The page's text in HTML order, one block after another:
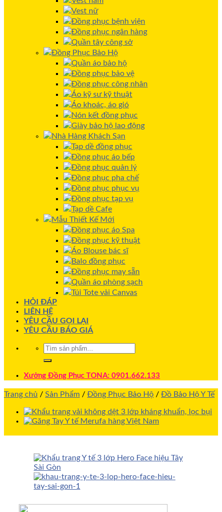
Vest nữ
Đồng phục bệnh viện
Đồng phục ngân hàng
Quần tây công sở
Đồng Phục Bảo Hộ
Quần áo bảo hộ
Đồng phục bảo vệ
Đồng phục công nhân
Áo kỹ sư kỹ thuật
Áo khoác, áo gió
Nón kết đồng phục
Giày bảo hộ lao động
Nhà Hàng Khách Sạn
Tạp dề đồng phục
Đồng phục áo bếp
Đồng phục quản lý
Đồng phục pha chế
Đồng phục phục vụ
Đồng phục tạp vụ
Tạp dề Cafe
Mẫu Thiết Kế Mới
Đồng phục áo Spa
Đồng phục kỹ thuật
Áo Blouse bác sĩ
Balo đồng phục
Đồng phục may sẵn
Quần áo phòng sạch
Túi Tote vải Canvas
HỎI ĐÁP
LIÊN HỆ
YÊU CẦU GỌI LẠI
YÊU CẦU BÁO GIÁ
Xưởng Đồng Phục TONA: 0901.662.133
Trang chủ / Sản Phẩm / Đồng Phục Bảo Hộ / Đồ Bảo Hộ Y Tế